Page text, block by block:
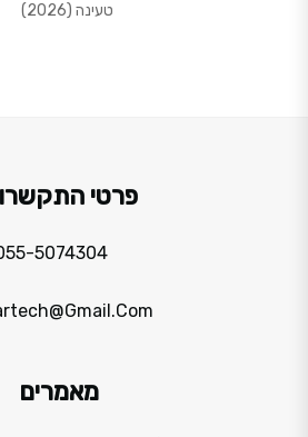
טעינה (2026)
פרטי
5074304
מאמרים